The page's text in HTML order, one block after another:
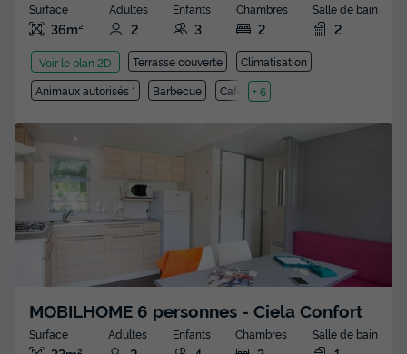
Surface
36m²
Adultes
2
Enfants
3
Chambres
2
Salle de bain
2
Voir le plan 2D Terrasse couverte
Climatisation
Animaux autorisés *
Barbecue Cafetière
+ 6
MOBILHOME 6 personnes - Ciela Confort
Surface Adultes Enfants Chambres Salle de bain